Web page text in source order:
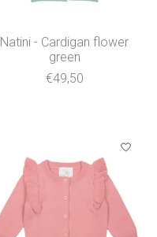
Natini - Cardigan flower
green
€49,50